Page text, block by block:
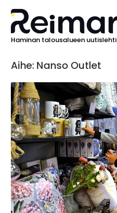
Haminan talousalueen uutislehti
Aihe: Nanso Outlet